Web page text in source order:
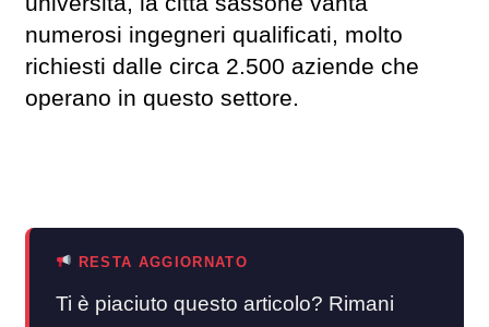
numerosi ingegneri qualificati, molto
richiesti dalle circa 2.500 aziende che
operano in questo settore.
RESTA AGGIORNATO
Ti è piaciuto questo articolo? Rimani